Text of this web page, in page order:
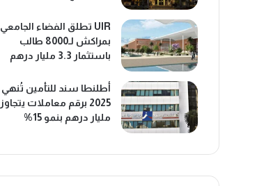
UIR تطلق الفضاء الجامعي
بمراكش لـ8000 طالب
باستثمار 3.3 مليار درهم
أطلنطا سند للتأمين تُنهي
مليار درهم بنمو 15%